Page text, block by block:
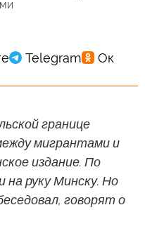
границе
мигрантами и
издание. По
на руку Минску. Но
говорят о